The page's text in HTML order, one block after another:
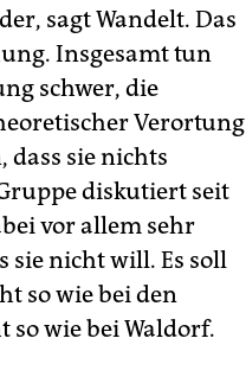
sagt Wandelt. Das
Insgesamt tun
schwer, die
Verortung
sie nichts
diskutiert seit
vor allem sehr
sie nicht will. Es soll
so wie bei den
wie bei Waldorf.